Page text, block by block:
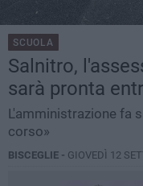
SCUOLA
Salnitro,
sarà pronta
L'amministrazione fa
corso»
BISCEGLIE - GIOVEDÌ 12